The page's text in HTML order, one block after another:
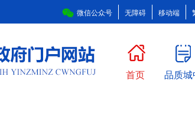
微信公众号 无障碍 移动端
首页 品质城